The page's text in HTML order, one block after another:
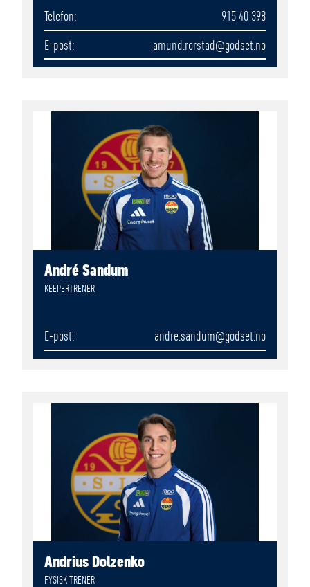
Telefon
915 40 398
E-post
amund.rorstad@godset.no
André Sandum
KEEPERTRENER
E-post andre.sandum@godset.no
Andrius Dolzenko
FYSISK TRENER